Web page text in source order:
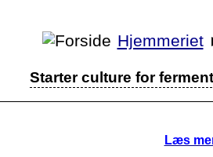
Hjemmeriet
Starter culture for
Læs